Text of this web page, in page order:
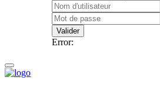
Valider
Error: